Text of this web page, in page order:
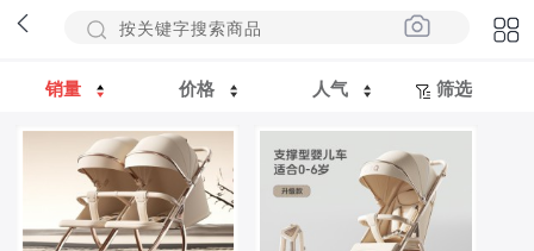
销量 价格 人气 筛选